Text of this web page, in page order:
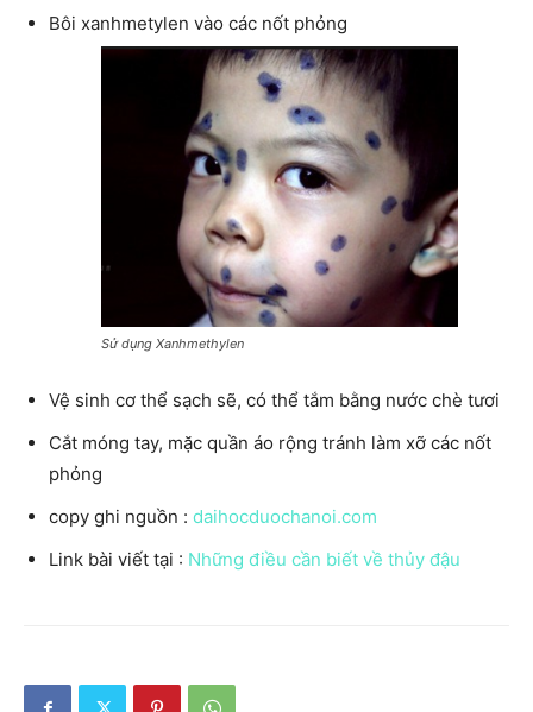
Bôi xanhmetylen vào các nốt phỏng
Sử dụng Xanhmethylen
Vệ sinh cơ thể sạch sẽ, có thể tắm bằng nước chè tươi
Cắt móng tay, mặc quần áo rộng tránh làm xỡ các nốt
phỏng
copy ghi nguồn : daihocduochanoi.com
Link bài viết tại : Những điều cần biết về thủy đậu